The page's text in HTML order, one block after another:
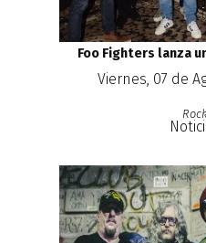
Foo Fighters lanza
Viernes, 07 de